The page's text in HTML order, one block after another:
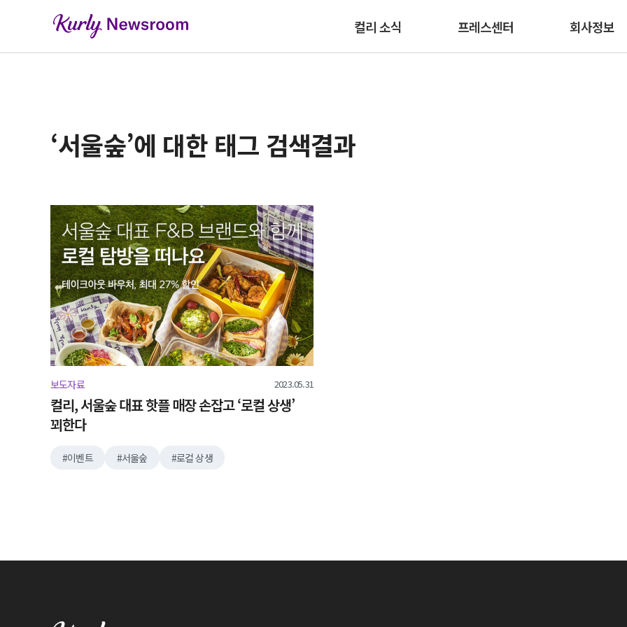
컬리 소식 프레스센터 회사정보
‘서울숲’에 대한 태그 검색결과
보도자료 2023.05.31
컬리, 서울숲 대표 핫플 매장 손잡고 ‘로컬 상생’
꾀한다
이벤트 서울숲 로컬 상생